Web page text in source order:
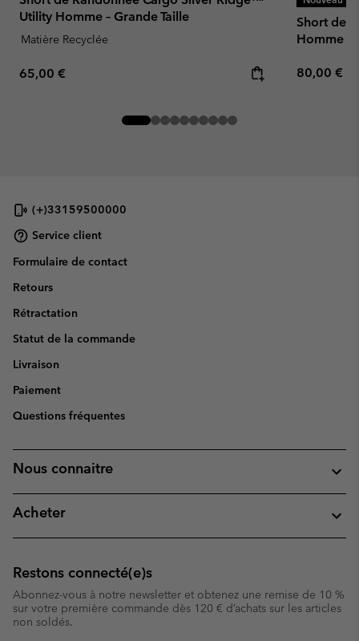
Utility Homme – Grande Taille
Matière Recyclée
Regular price:
65,00 €
Short de
Homme
Regular
80,00 €
(+)33159500000
Service client
Formulaire de contact
Retours
Rétractation
Statut de la commande
Livraison
Paiement
Questions fréquentes
Nous connaitre
Acheter
Restons connecté(e)s
Abonnez-vous à notre newsletter et obtenez une remise de 10 %
sur votre première commande dès 120 € d’achats sur les articles
non soldés.